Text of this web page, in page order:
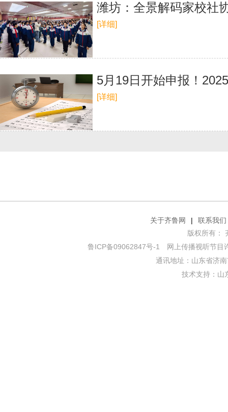
潍坊：全景解码家校社
[详细]
5月19日开始申报！
[详细]
关于齐鲁网 |
联系我们
版权所有：
鲁ICP备09062847号-1
网上传播视听节目
通讯地址：山东省济
技术支持： 山